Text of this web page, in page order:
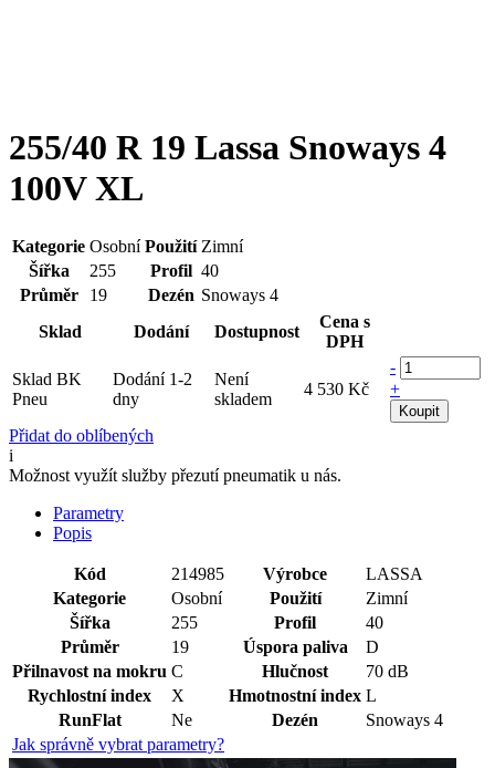
255/40 R 19 Lassa Snoways 4
100V XL
Kategorie Osobní Použití Zimní
Šířka
255 Profil 40
Průměr
19 Dezén Snoways 4
Sklad
Dodání Dostupnost
Cena s
DPH
Sklad BK
Pneu
Dodání 1-2
dny
Není
skladem
4 530 Kč
-
+
Koupit
Přidat do oblíbených
i
Možnost využít služby přezutí pneumatik u nás.
Parametry
Popis
Kód 214985 Výrobce
LASSA
Kategorie
Osobní Použití
Zimní
Šířka
255 Profil
40
Průměr
19 Úspora paliva
D
Přilnavost na mokru C Hlučnost
70 dB
Rychlostní index
X Hmotnostní index L
RunFlat
Ne Dezén
Snoways 4
Jak správně vybrat parametry?